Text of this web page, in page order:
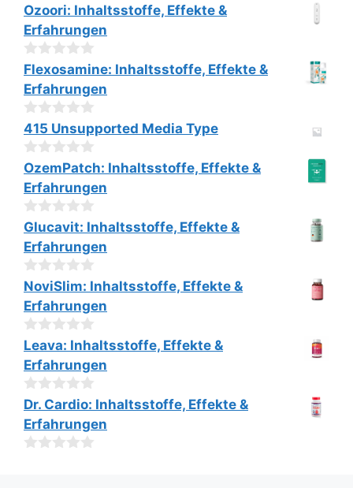
0
v
o
n
5
Ozoori: Inhaltsstoffe, Effekte &
Erfahrungen
0
v
o
n
5
Flexosamine: Inhaltsstoffe, Effekte &
Erfahrungen
0
v
o
n
5
415 Unsupported Media Type
0
v
o
n
5
OzemPatch: Inhaltsstoffe, Effekte &
Erfahrungen
0
v
o
n
5
Glucavit: Inhaltsstoffe, Effekte &
Erfahrungen
0
v
o
n
5
NoviSlim: Inhaltsstoffe, Effekte &
Erfahrungen
0
v
o
n
5
Leava: Inhaltsstoffe, Effekte &
Erfahrungen
0
v
o
n
Dr. Cardio: Inhaltsstoffe, Effekte &
Erfahrungen